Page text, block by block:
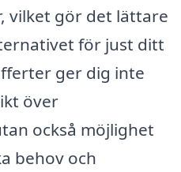
vilket gör det lättare
för just ditt
ger dig inte
över
också möjlighet
behov och